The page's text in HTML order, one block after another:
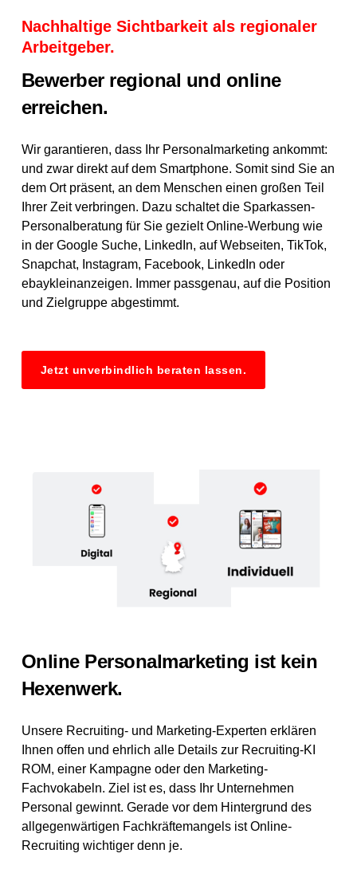
Nachhaltige Sichtbarkeit als regionaler
Arbeitgeber.
Bewerber regional und online
erreichen.
Wir garantieren, dass Ihr Personalmarketing ankommt:
und zwar direkt auf dem Smartphone. Somit sind Sie an
dem Ort präsent, an dem Menschen einen großen Teil
Ihrer Zeit verbringen. Dazu schaltet die Sparkassen-
Personalberatung für Sie gezielt Online-Werbung wie
in der Google Suche, LinkedIn, auf Webseiten, TikTok,
Snapchat, Instagram, Facebook, LinkedIn oder
ebaykleinanzeigen. Immer passgenau, auf die Position
und Zielgruppe abgestimmt.
Jetzt unverbindlich beraten lassen.
Online Personalmarketing ist kein
Hexenwerk.
Unsere Recruiting- und Marketing-Experten erklären
Ihnen offen und ehrlich alle Details zur Recruiting-KI
ROM, einer Kampagne oder den Marketing-
Fachvokabeln. Ziel ist es, dass Ihr Unternehmen
Personal gewinnt. Gerade vor dem Hintergrund des
allgegenwärtigen Fachkräftemangels ist Online-
Recruiting wichtiger denn je.